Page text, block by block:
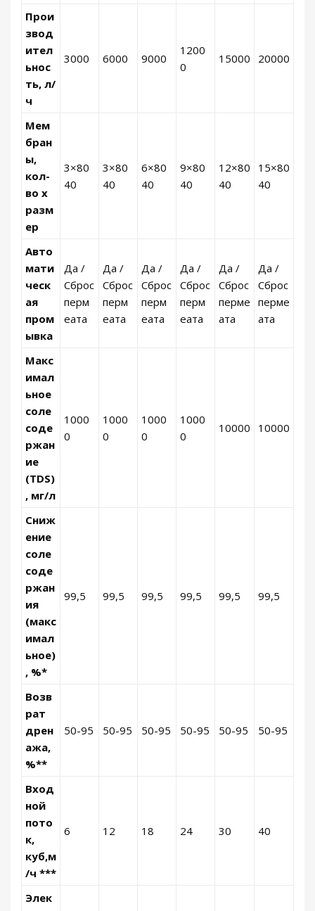
Прои
звод
ител
ьнос
ть, л/
ч
3000 6000 9000
1200
0
15000 20000
Мем
бран
ы,
кол-
во х
разм
ер
3×80
40
3×80
40
6×80
40
9×80
40
12×80
40
15×80
40
Авто
мати
ческ
ая
пром
ывка
Да /
Сброс
перм
еата
Да /
Сброс
перм
еата
Да /
Сброс
перм
еата
Да /
Сброс
перм
еата
Да /
Сброс
перме
ата
Да /
Сброс
перме
ата
Макс
имал
ьное
соле
соде
ржан
ие
(TDS)
, мг/л
1000
0
1000
0
1000
0
1000
0
10000 10000
Сниж
ение
соле
соде
ржан
ия
(макс
имал
ьное)
, %*
99,5 99,5 99,5 99,5 99,5 99,5
Возв
рат
дрен
ажа,
%**
50-95 50-95 50-95 50-95 50-95 50-95
Вход
ной
пото
к,
куб,м
/ч ***
6 12 18 24 30 40
Элек